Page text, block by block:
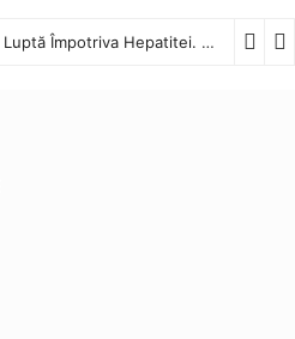
28 iulie- Ziua Mondială de Luptă Împotriva Hepatitei. Interviu cu dr. Octavian Tăbăcaru, medic specialist Boli Infecțioase în cadrul Spitalului Județean de Urgență Buzău